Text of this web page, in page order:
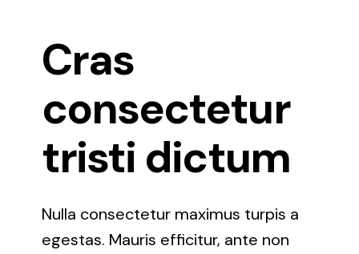
Cras
consectetur
tristi dictum
Nulla consectetur maximus turpis a
egestas. Mauris efficitur, ante non